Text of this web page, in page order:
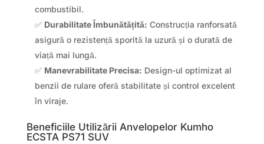
combustibil.
✅ Durabilitate Îmbunătățită: Construcția ranforsată
asigură o rezistență sporită la uzură și o durată de
viață mai lungă.
✅ Manevrabilitate Precisa: Design-ul optimizat al
benzii de rulare oferă stabilitate și control excelent
în viraje.
Beneficiile Utilizării Anvelopelor Kumho
ECSTA PS71 SUV